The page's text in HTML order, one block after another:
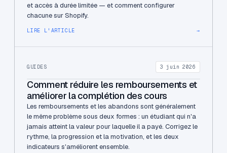
et accès à durée limitée — et comment configurer
chacune sur Shopify.
LIRE L'ARTICLE →
GUIDES 3 juin 2026
Comment réduire les remboursements et
améliorer la complétion des cours
Les remboursements et les abandons sont généralement
le même problème sous deux formes : un étudiant qui n'a
jamais atteint la valeur pour laquelle il a payé. Corrigez le
rythme, la progression et la motivation, et les deux
indicateurs s'améliorent ensemble.